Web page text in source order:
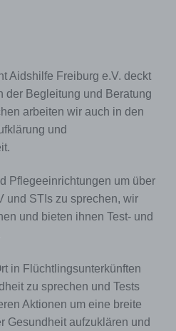
Aidshilfe Freiburg e.V. deckt
der Begleitung und Beratung
arbeiten wir auch in den
und
Pflegeeinrichtungen um über
und STIs zu sprechen, wir
und bieten ihnen Test- und
in Flüchtlingsunterkünften
zu sprechen und Tests
Aktionen um eine breite
Gesundheit aufzuklären und